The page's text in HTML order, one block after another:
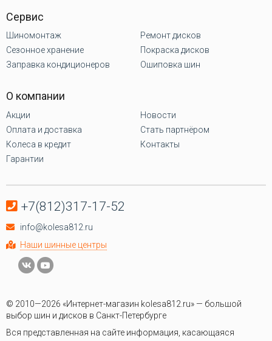
Сервис
Шиномонтаж
Сезонное хранение
Заправка кондиционеров
Ремонт дисков
Покраска дисков
Ошиповка шин
О компании
Акции
Оплата и доставка
Колеса в кредит
Гарантии
Новости
Стать партнёром
Контакты
+7(812)317-17-52
info@kolesa812.ru
Наши шинные центры
© 2010—2026 «Интернет-магазин kolesa812.ru» — большой
выбор шин и дисков в Санкт-Петербурге
Вся представленная на сайте информация, касающаяся